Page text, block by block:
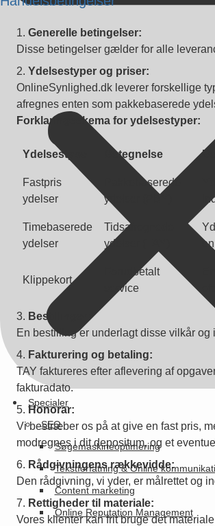
Specialer
SEO
Søgemaskineoptimering
Tekstforfatning & Online
Content marketing
Online Reputation Management
Generelle betingelser:
Disse betingelser gælder for alle
Ydelsestyper og priser:
OnlineSynlighed.dk leverer forskellige
afregnes enten som pakkebaserede
Forklaringsskema for ydelsestyper:
Ydelsestype Betegnelse
Fastpris
ydelser
Pakkebaserede
ydelser (PBY)
Timebaserede
ydelser
Tidsafregnede
ydelser (TAY)
Klippekort
Forudbetalt
service
Bestillinger:
En bestilling er underlagt disse vilkår
Fakturering og betaling:
TAY faktureres efter aflevering af
fakturadato.
Honorar:
Vi bestræber os på at give en fast pris,
modregnes i dit depositum, og et
Rådgivningens rækkevidde:
Den rådgivning, vi yder, er målrettet og
Rettigheder til materiale:
Vores klienter kan frit bruge det